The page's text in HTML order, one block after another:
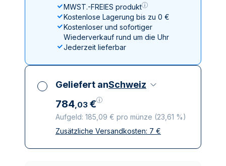
MWST.-FREIES produkt
Kostenlose Lagerung bis zu 0 €
Kostenloser und sofortiger
Wiederverkauf rund um die Uhr
Jederzeit lieferbar
Geliefert anSchweiz
784,03 €
Aufgeld: 185,09 € pro münze (23,61 %)
Alle Steuern inbegriffen
Zusätzliche Versandkosten: 7 €